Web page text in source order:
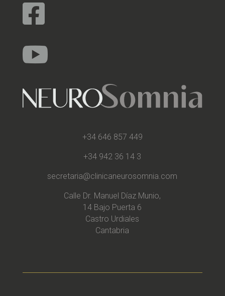


+34 646 857 449
+34 942 36 14 3
secretaria@clinicaneurosomnia.com
Calle Dr. Manuel Díaz Munio,
14 Bajo Puerta 6
Castro Urdiales
Cantabria